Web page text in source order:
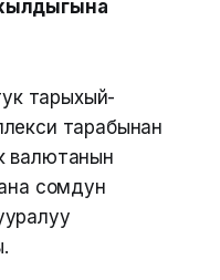
тарыхый-
тарабынан
валютанын
сомдун